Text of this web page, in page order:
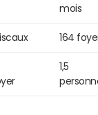
mois
164
1,5